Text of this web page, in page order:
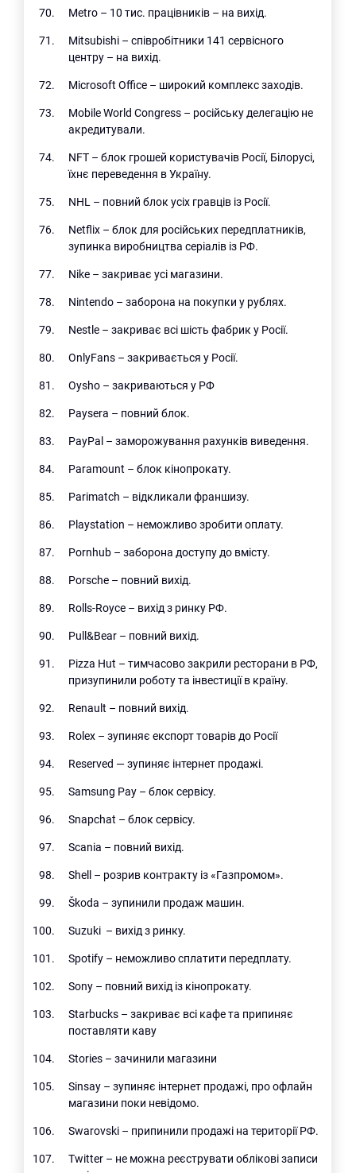
Metro – 10 тис. працівників – на вихід.
Mitsubishi – співробітники 141 сервісного
центру – на вихід.
Microsoft Office – широкий комплекс заходів.
Mobile World Congress – російську делегацію не
акредитували.
NFT – блок грошей користувачів Росії, Білорусі,
їхнє переведення в Україну.
NHL – повний блок усіх гравців із Росії.
Netflix – блок для російських передплатників,
зупинка виробництва серіалів із РФ.
Nike – закриває усі магазини.
Nintendo – заборона на покупки у рублях.
Nestle – закриває всі шість фабрик у Росії.
OnlyFans – закривається у Росії.
Oysho – закриваються у РФ
Paysera – повний блок.
PayPal – заморожування рахунків виведення.
Paramount – блок кінопрокату.
Parimatch – відкликали франшизу.
Playstation – неможливо зробити оплату.
Pornhub – заборона доступу до вмісту.
Porsche – повний вихід.
Rolls-Royce – вихід з ринку РФ.
Pull&Bear – повний вихід.
Pizza Hut – тимчасово закрили ресторани в РФ,
призупинили роботу та інвестиції в країну.
Renault – повний вихід.
Rolex – зупиняє експорт товарів до Росії
Reserved ― зупиняє інтернет продажі.
Samsung Pay – блок сервісу.
Snapchat – блок сервісу.
Scania – повний вихід.
Shell – розрив контракту із «Газпромом».
Škoda – зупинили продаж машин.
Suzuki – вихід з ринку.
Spotify – неможливо сплатити передплату.
Sony – повний вихід із кінопрокату.
Starbucks – закриває всі кафе та припиняє
поставляти каву
Stories – зачинили магазини
Sinsay – зупиняє інтернет продажі, про офлайн
магазини поки невідомо.
Swarovski – припинили продажі на території РФ.
Twitter – не можна реєструвати облікові записи